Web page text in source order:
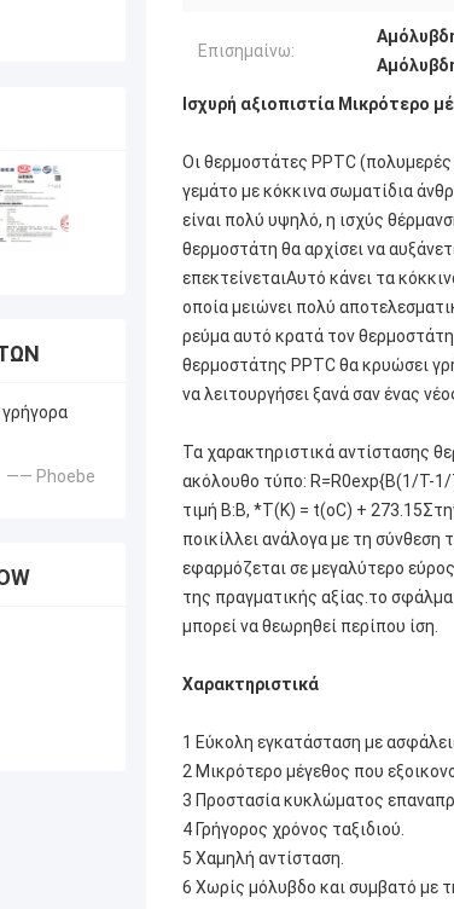
—— Phoebe
Επισημαίνω:
Ισχυρή αξιοπιστία Μικρότερο
Οι θερμοστάτες PPTC
γεμάτο με κόκκινα σωματίδια
είναι πολύ υψηλό, η ισχύς
θερμοστάτη θα αρχίσει να
επεκτείνεταιΑυτό κάνει τα
οποία μειώνει πολύ
ρεύμα αυτό κρατά τον
θερμοστάτης PPTC θα κρυώσει
να λειτουργήσει ξανά σαν ένας
Τα χαρακτηριστικά αντίστασης
ακόλουθο τύπο: R=R0exp{B(1/T-1/
τιμή B:B, *T(K) = t(oC) +
ποικίλλει ανάλογα με τη σύνθεση
εφαρμόζεται σε μεγαλύτερο
της πραγματικής αξίας.το
μπορεί να θεωρηθεί περίπου ίση.
Χαρακτηριστικά
1 Εύκολη εγκατάσταση με
2 Μικρότερο μέγεθος που
3 Προστασία κυκλώματος
4 Γρήγορος χρόνος ταξιδιού.
5 Χαμηλή αντίσταση.
6 Χωρίς μόλυβδο και συμβατό με